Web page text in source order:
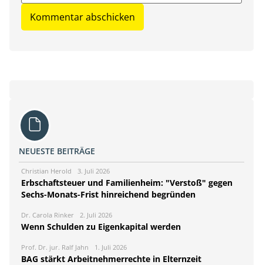
NEUESTE BEITRÄGE
Christian Herold 3. Juli 2026
Erbschaftsteuer und Familienheim: "Verstoß" gegen
Sechs-Monats-Frist hinreichend begründen
Dr. Carola Rinker 2. Juli 2026
Wenn Schulden zu Eigenkapital werden
Prof. Dr. jur. Ralf Jahn 1. Juli 2026
BAG stärkt Arbeitnehmerrechte in Elternzeit